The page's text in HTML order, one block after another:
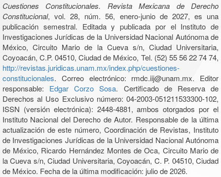
Cuestiones Constitucionales. Revista Mexicana de Derecho
Constitucional, vol. 28, núm. 56, enero-junio de 2027, es una
publicación semestral. Editada y publicada por el Instituto de
Investigaciones Jurídicas de la Universidad Nacional Autónoma de
México, Circuito Mario de la Cueva s/n, Ciudad Universitaria,
Coyoacán, C.P. 04510, Ciudad de México, Tel. (52) 55 56 22 74 74,
http://revistas.juridicas.unam.mx/index.php/cuestiones-
constitucionales. Correo electrónico: rmdc.iij@unam.mx. Editor
responsable: Edgar Corzo Sosa. Certificado de Reserva de
Derechos al Uso Exclusivo número: 04-2003-051211533300-102,
ISSN (versión electrónica): 2448-4881, ambos otorgados por el
Instituto Nacional del Derecho de Autor. Responsable de la última
actualización de este número, Coordinación de Revistas, Instituto
de Investigaciones Jurídicas de la Universidad Nacional Autónoma
de México, Ricardo Hernández Montes de Oca, Circuito Mario de
la Cueva s/n, Ciudad Universitaria, Coyoacán, C. P. 04510, Ciudad
de México. Fecha de la última modificación: julio de 2026.